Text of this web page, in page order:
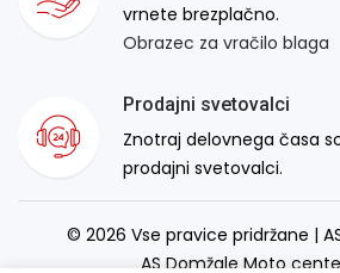
vrnete brezplačno.
Obrazec za vračilo blaga
Prodajni svetovalci
Znotraj delovnega časa
prodajni svetovalci.
© 2026 Vse pravice pridržane | AS
AS Domžale Moto